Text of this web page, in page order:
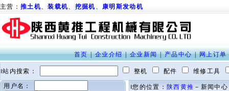
主营： 推土机、装载机、 挖掘机、 康明斯发动机
首页|企业介绍|企业新闻|产品中心|网上订单
‖站内搜索： 整机 配件 维修工具
用户名： ‖您的位置： 陕西黄推 －新闻中心